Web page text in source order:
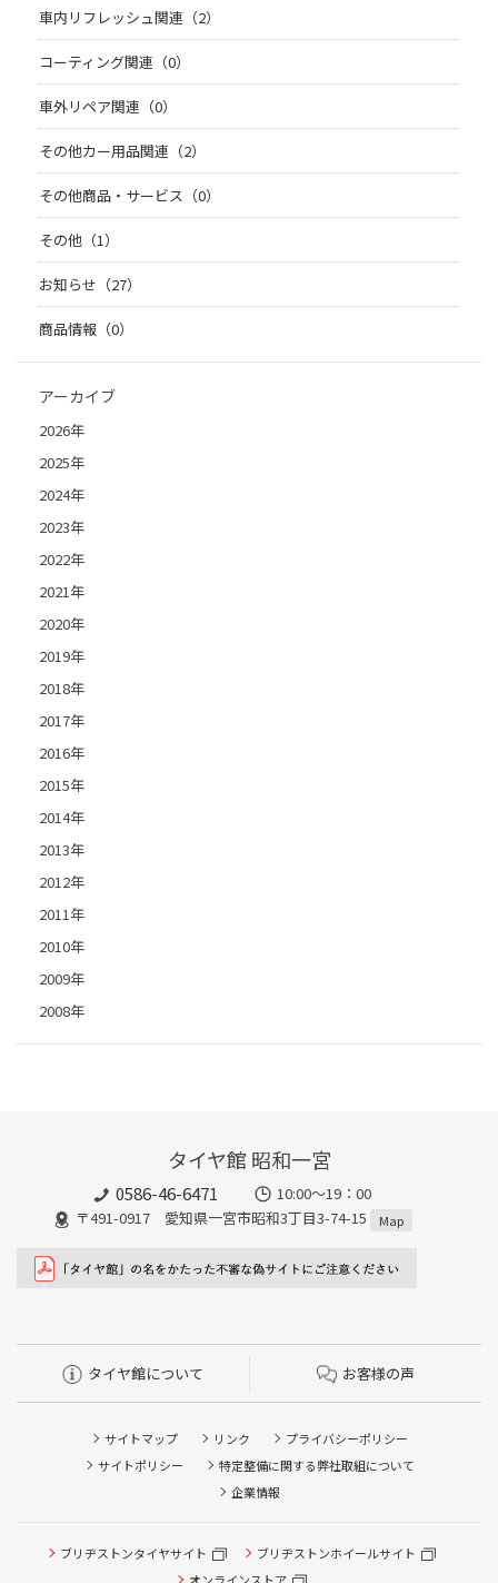
車内リフレッシュ関連（2）
コーティング関連（0）
車外リペア関連（0）
その他カー用品関連（2）
その他商品・サービス（0）
その他（1）
お知らせ（27）
商品情報（0）
アーカイブ
2026年
2025年
2024年
2023年
2022年
2021年
2020年
2019年
2018年
2017年
2016年
2015年
2014年
2013年
2012年
2011年
2010年
2009年
2008年
タイヤ館 昭和一宮
0586-46-6471
10:00～19：00
〒491-0917 愛知県一宮市昭和3丁目3-74-15
Map
タイヤ館について お客様の声
サイトマップ リンク
プライバシーポリシー
サイトポリシー
特定整備に関する弊社取組について
企業情報
ブリヂストンタイヤサイト
ブリヂストンホイールサイト
オンラインストア